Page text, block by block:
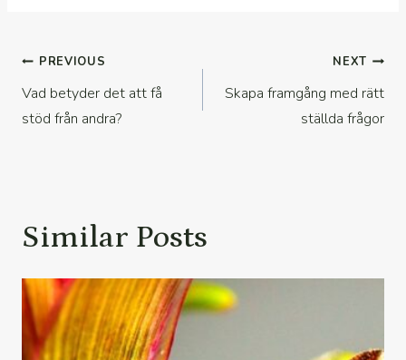
Inläggsnavigering
PREVIOUS
Vad betyder det att få
stöd från andra?
NEXT
Skapa framgång med rätt
ställda frågor
Similar Posts